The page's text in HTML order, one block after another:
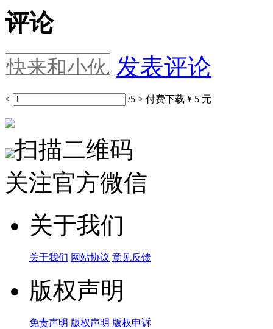
评论
发表评论
< /5 > 付费下载 ¥ 5 元
扫描二维码
关注官方微信
关于我们
关于我们 网站协议 意见反馈
版权声明
免责声明 版权声明 版权申诉